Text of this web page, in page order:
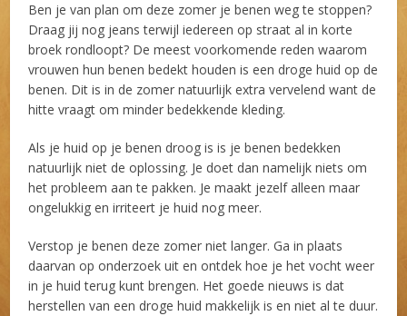
Ben je van plan om deze zomer je benen weg te stoppen?
Draag jij nog jeans terwijl iedereen op straat al in korte
broek rondloopt? De meest voorkomende reden waarom
vrouwen hun benen bedekt houden is een droge huid op de
benen. Dit is in de zomer natuurlijk extra vervelend want de
hitte vraagt om minder bedekkende kleding.
Als je huid op je benen droog is is je benen bedekken
natuurlijk niet de oplossing. Je doet dan namelijk niets om
het probleem aan te pakken. Je maakt jezelf alleen maar
ongelukkig en irriteert je huid nog meer.
Verstop je benen deze zomer niet langer. Ga in plaats
daarvan op onderzoek uit en ontdek hoe je het vocht weer
in je huid terug kunt brengen. Het goede nieuws is dat
herstellen van een droge huid makkelijk is en niet al te duur.